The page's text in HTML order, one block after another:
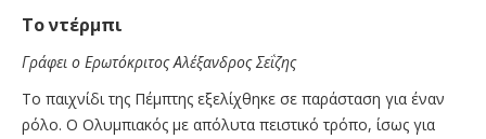
Το ντέρμπι
Γράφει ο Ερωτόκριτος Αλέξανδρος Σεΐζης
Το παιχνίδι της Πέμπτης εξελίχθηκε σε παράσταση για έναν
ρόλο. Ο Ολυμπιακός με απόλυτα πειστικό τρόπο, ίσως για